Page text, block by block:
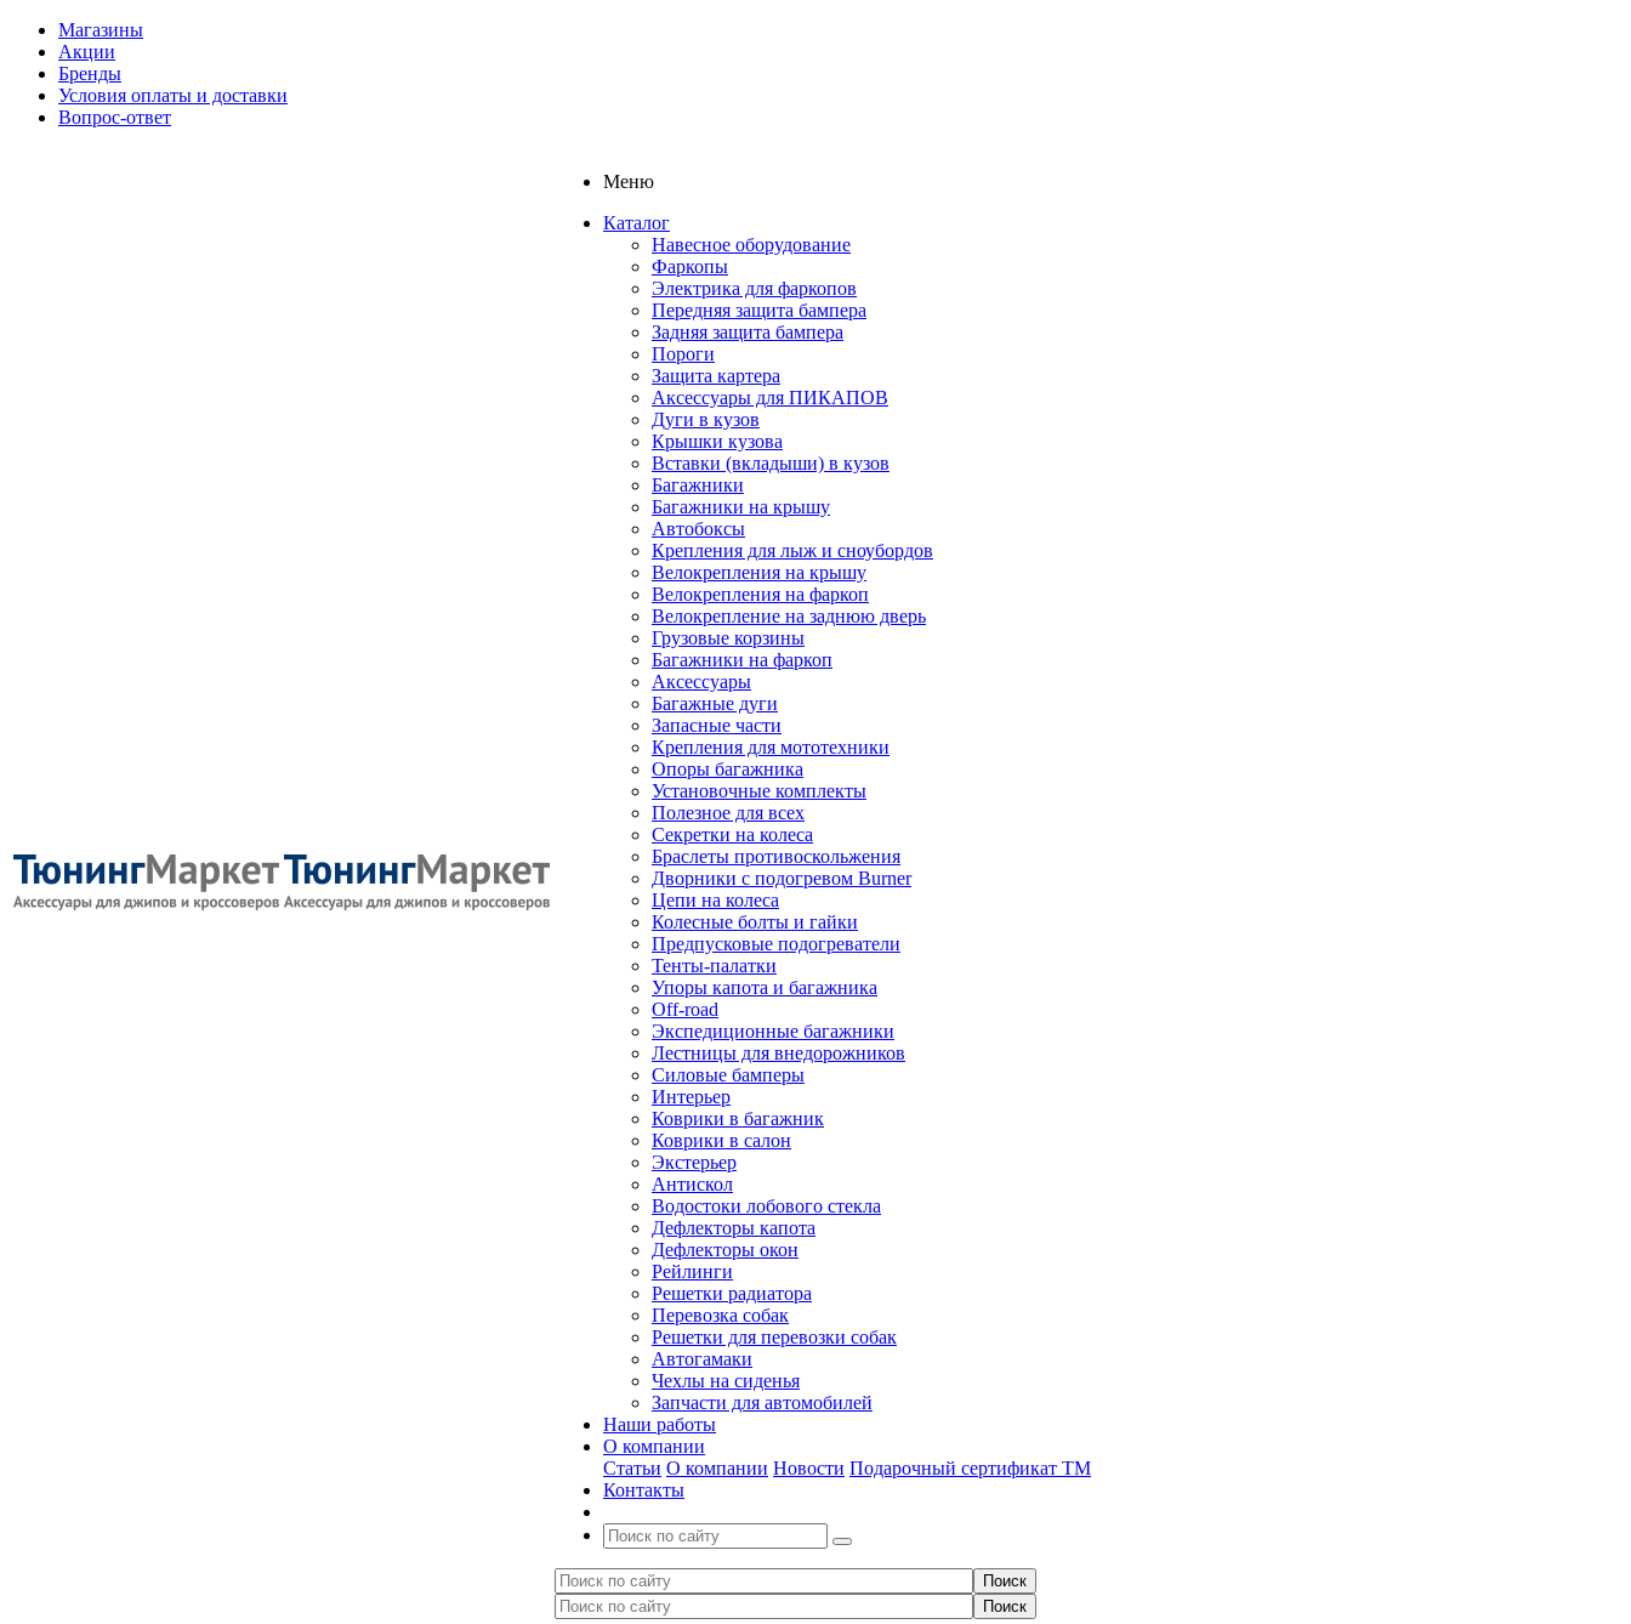
Магазины
Акции
Бренды
Условия оплаты и доставки
Вопрос-ответ
Меню
Каталог
Навесное оборудование
Фаркопы
Электрика для фаркопов
Передняя защита бампера
Задняя защита бампера
Пороги
Защита картера
Аксессуары для ПИКАПОВ
Дуги в кузов
Крышки кузова
Вставки (вкладыши) в кузов
Багажники
Багажники на крышу
Автобоксы
Крепления для лыж и сноубордов
Велокрепления на крышу
Велокрепления на фаркоп
Велокрепление на заднюю дверь
Грузовые корзины
Багажники на фаркоп
Аксессуары
Багажные дуги
Запасные части
Крепления для мототехники
Опоры багажника
Установочные комплекты
Полезное для всех
Секретки на колеса
Браслеты противоскольжения
Дворники с подогревом Burner
Цепи на колеса
Колесные болты и гайки
Предпусковые подогреватели
Тенты-палатки
Упоры капота и багажника
Off-road
Экспедиционные багажники
Лестницы для внедорожников
Силовые бамперы
Интерьер
Коврики в багажник
Коврики в салон
Экстерьер
Антискол
Водостоки лобового стекла
Дефлекторы капота
Дефлекторы окон
Рейлинги
Решетки радиатора
Перевозка собак
Решетки для перевозки собак
Автогамаки
Чехлы на сиденья
Запчасти для автомобилей
Наши работы
О компании
Статьи О компании Новости Подарочный сертификат ТМ
Контакты